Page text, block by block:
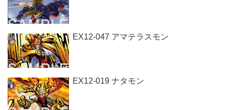
EX12-047 アマテラスモン
EX12-019 ナタモン